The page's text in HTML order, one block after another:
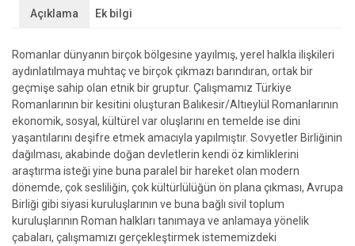
Açıklama Ek bilgi
Romanlar dünyanın birçok bölgesine yayılmış, yerel halkla ilişkileri
aydınlatılmaya muhtaç ve birçok çıkmazı barındıran, ortak bir
geçmişe sahip olan etnik bir gruptur. Çalışmamız Türkiye
Romanlarının bir kesitini oluşturan Balıkesir/Altıeylül Romanlarının
ekonomik, sosyal, kültürel var oluşlarını en temelde ise dini
yaşantılarını deşifre etmek amacıyla yapılmıştır. Sovyetler Birliğinin
dağılması, akabinde doğan devletlerin kendi öz kimliklerini
araştırma isteği yine buna paralel bir hareket olan modern
dönemde, çok sesliliğin, çok kültürlülüğün ön plana çıkması, Avrupa
Birliği gibi siyasi kuruluşlarının ve buna bağlı sivil toplum
kuruluşlarının Roman halkları tanımaya ve anlamaya yönelik
çabaları, çalışmamızı gerçekleştirmek istememizdeki